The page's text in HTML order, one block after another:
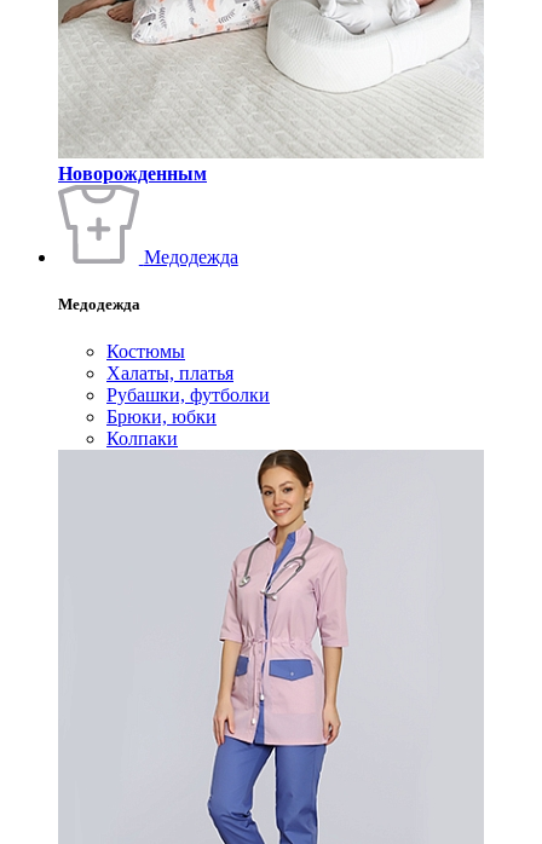
Новорожденным
Медодежда
Медодежда
Костюмы
Халаты, платья
Рубашки, футболки
Брюки, юбки
Колпаки